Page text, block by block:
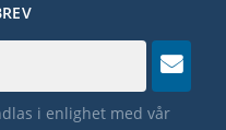
i enlighet med vår